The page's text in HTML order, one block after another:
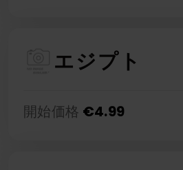
エジプト
開始価格 €4.99